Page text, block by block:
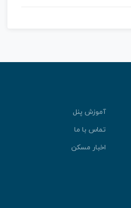
آموزش پنل
تماس با ما
اخبار مسکن